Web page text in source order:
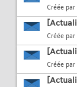
Créée par
Créée par
Créée par